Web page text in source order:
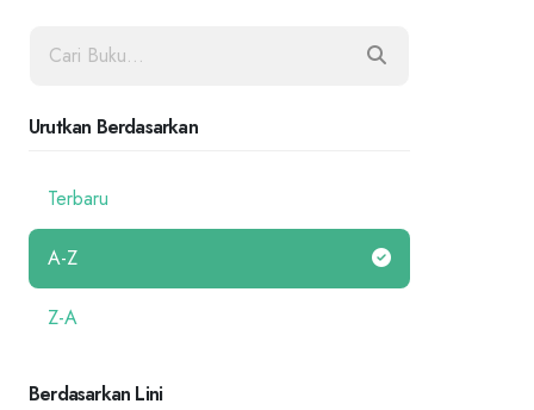
Urutkan Berdasarkan
Terbaru
A-Z
Z-A
Berdasarkan Lini